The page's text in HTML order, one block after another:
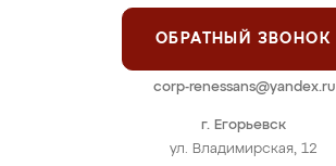
г. Егорьевск
ул. Владимирская, 12
ОБРАТНЫЙ ЗВОНОК
corp-renessans@yandex.ru